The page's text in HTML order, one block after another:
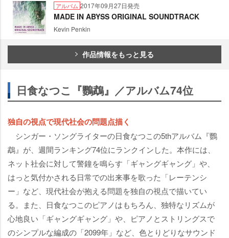
アルバム 2017年09月27日発売
MADE IN ABYSS ORIGINAL SOUNDTRACK
Kevin Penkin
作品情報をもっと見る
日食なつこ『鸚鵡』／アルバム74位
独自の視点で現代社会の問題点描く
シンガー・ソングライターの日食なつこの5thアルバム『鸚
鵡』が、週間ランキング74位にランクインした。本作には、
ネット社会に対して警鐘を鳴らす「ギャングギャング」や、
はっと気付かされる日常での出来事を歌った「レーテンシ
ー」など、現代社会が抱える問題を独自の視点で描いてい
る。また、日食なつこのピアノはもちろん、独特なリズムが
心地良い「ギャングギャング」や、ピアノとストリングスで
のシンプルな編成の「2099年」など、色とりどりなサウンド